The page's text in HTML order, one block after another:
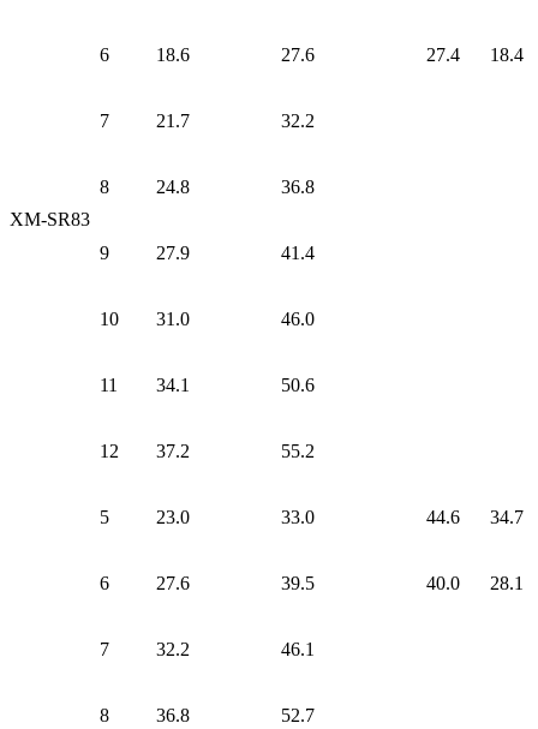
XM-SR83
6 18.6 27.6 27.4 18.4
7 21.7 32.2
8 24.8 36.8
9 27.9 41.4
10 31.0 46.0
11 34.1 50.6
12 37.2 55.2
5 23.0 33.0 44.6 34.7
6 27.6 39.5 40.0 28.1
7 32.2 46.1
8 36.8 52.7